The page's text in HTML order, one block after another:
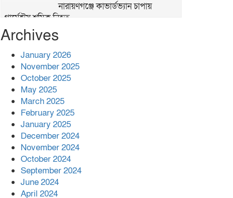
নারায়ণগঞ্জে কাভার্ডভ্যান চাপায়
গার্মেন্টস শ্রমিক নিহত
প্রশাসনের কর্তৃত্ব না থাকায় ধর্ষণ বেড়ে
যাচ্ছে : রিজভী
বনানীতে গাড়িচাপায় পোশাকশ্রমিক
নিহত, সড়ক অবরোধ
শহীদের রক্তের সঙ্গে বেইমানি হয় এমন
কাজ কেউ যেন না করি -জামায়াত আমির
Archives
January 2026
November 2025
October 2025
May 2025
March 2025
February 2025
January 2025
December 2024
November 2024
October 2024
September 2024
June 2024
April 2024